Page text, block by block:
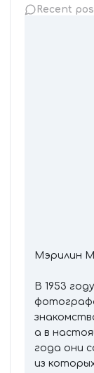
Recent
Мэрилин
В 1953
а в
года они
из